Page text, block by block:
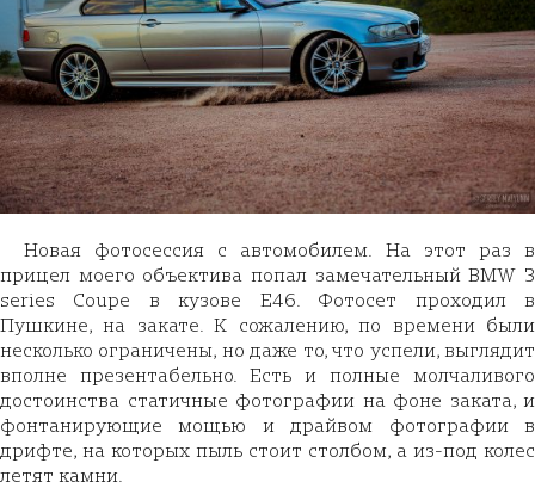
Новая фотосессия с автомобилем. На этот раз в
прицел моего объектива попал замечательный BMW 3
series Coupe в кузове E46. Фотосет проходил в
Пушкине, на закате. К сожалению, по времени были
несколько ограничены, но даже то, что успели, выглядит
вполне презентабельно. Есть и полные молчаливого
достоинства статичные фотографии на фоне заката, и
фонтанирующие мощью и драйвом фотографии в
дрифте, на которых пыль стоит столбом, а из-под колес
летят камни.